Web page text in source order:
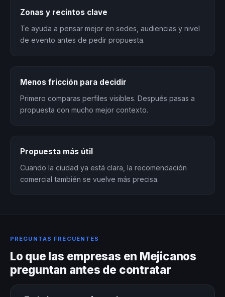
Zonas y recintos clave
Te ayuda a pensar mejor en sedes, audiencias y nivel
de evento antes de pedir propuesta.
Menos fricción para decidir
Primero comparas perfiles visibles. Después pasas a
propuesta con mucho mejor contexto.
Propuesta más útil
Cuando la ciudad ya está clara, la recomendación
comercial también se vuelve más precisa.
PREGUNTAS FRECUENTES
Lo que las empresas en Mejicanos
preguntan antes de contratar